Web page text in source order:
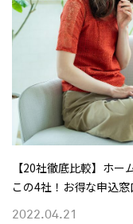
2022.04.21
【20社徹底比較】ホ
この4社！お得な申込